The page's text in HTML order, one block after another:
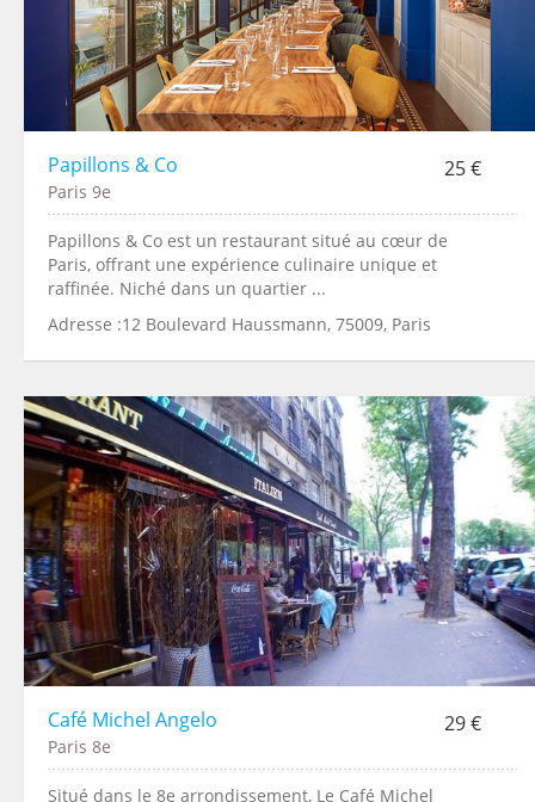
Papillons & Co 25 €
Paris 9e
Papillons & Co est un restaurant situé au cœur de
Paris, offrant une expérience culinaire unique et
raffinée. Niché dans un quartier ...
Adresse :12 Boulevard Haussmann, 75009, Paris
Café Michel Angelo 29 €
Paris 8e
Situé dans le 8e arrondissement, Le Café Michel